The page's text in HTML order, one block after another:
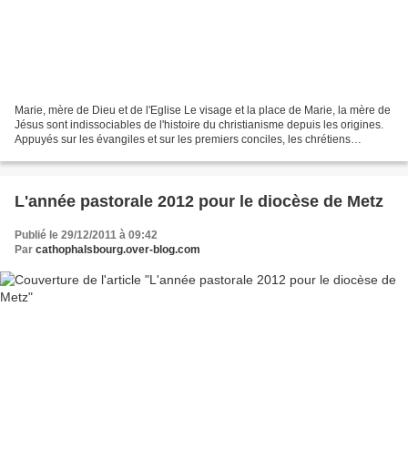
Marie, mère de Dieu et de l'Eglise Le visage et la place de Marie, la mère de
Jésus sont indissociables de l'histoire du christianisme depuis les origines.
Appuyés sur les évangiles et sur les premiers conciles, les chrétiens
L'année pastorale 2012 pour le diocèse de Metz
Publié le 29/12/2011 à 09:42
Par cathophalsbourg.over-blog.com